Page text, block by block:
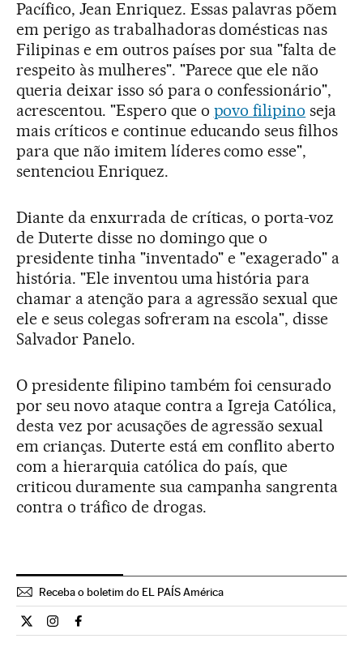
Pacífico, Jean Enriquez. Essas palavras põem
em perigo as trabalhadoras domésticas nas
Filipinas e em outros países por sua "falta de
respeito às mulheres". "Parece que ele não
queria deixar isso só para o confessionário",
acrescentou. "Espero que o povo filipino seja
mais críticos e continue educando seus filhos
para que não imitem líderes como esse",
sentenciou Enriquez.
Diante da enxurrada de críticas, o porta-voz
de Duterte disse no domingo que o
presidente tinha "inventado" e "exagerado" a
história. "Ele inventou uma história para
chamar a atenção para a agressão sexual que
ele e seus colegas sofreram na escola", disse
Salvador Panelo.
O presidente filipino também foi censurado
por seu novo ataque contra a Igreja Católica,
desta vez por acusações de agressão sexual
em crianças. Duterte está em conflito aberto
com a hierarquia católica do país, que
criticou duramente sua campanha sangrenta
contra o tráfico de drogas.
Receba o boletim do EL PAÍS América
Internacional El País Brasil en Twitter
Internacional El País Brasil en Instagram
Internacional El País Brasil en Facebook